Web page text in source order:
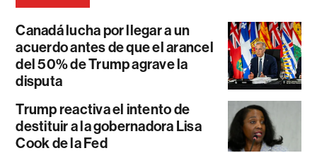
Canadá lucha por llegar a un
acuerdo antes de que el arancel
del 50% de Trump agrave la
disputa
Trump reactiva el intento de
destituir a la gobernadora Lisa
Cook de la Fed